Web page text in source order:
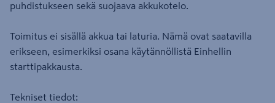
puhdistukseen sekä suojaava akkukotelo.
Toimitus ei sisällä akkua tai laturia. Nämä ovat saatavilla
erikseen, esimerkiksi osana käytännöllistä Einhellin
starttipakkausta.
Tekniset tiedot: